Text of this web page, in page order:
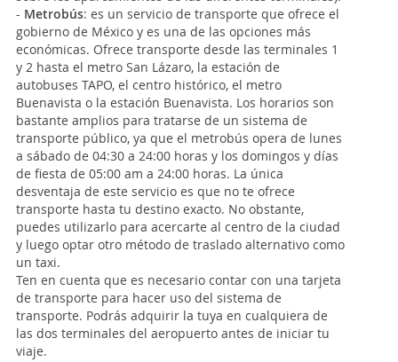
- Metrobús: es un servicio de transporte que ofrece el
gobierno de México y es una de las opciones más
económicas. Ofrece transporte desde las terminales 1
y 2 hasta el metro San Lázaro, la estación de
autobuses TAPO, el centro histórico, el metro
Buenavista o la estación Buenavista. Los horarios son
bastante amplios para tratarse de un sistema de
transporte público, ya que el metrobús opera de lunes
a sábado de 04:30 a 24:00 horas y los domingos y días
de fiesta de 05:00 am a 24:00 horas. La única
desventaja de este servicio es que no te ofrece
transporte hasta tu destino exacto. No obstante,
puedes utilizarlo para acercarte al centro de la ciudad
y luego optar otro método de traslado alternativo como
un taxi.
Ten en cuenta que es necesario contar con una tarjeta
de transporte para hacer uso del sistema de
transporte. Podrás adquirir la tuya en cualquiera de
las dos terminales del aeropuerto antes de iniciar tu
viaje.